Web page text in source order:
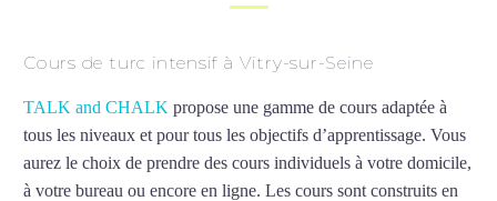
Cours de turc intensif à Vitry-sur-Seine
TALK and CHALK propose une gamme de cours adaptée à
tous les niveaux et pour tous les objectifs d’apprentissage. Vous
aurez le choix de prendre des cours individuels à votre domicile,
à votre bureau ou encore en ligne. Les cours sont construits en